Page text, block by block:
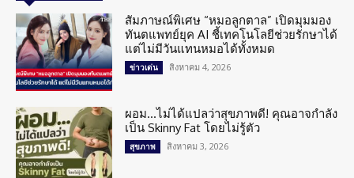
สัมภาษณ์พิเศษ “หมอลูกตาล” เปิดมุมมอง
ทันตแพทย์ยุค AI ชี้เทคโนโลยีช่วยรักษาได้
แต่ไม่มีวันแทนหมอได้ทั้งหมด
ข่าวเด่น สิงหาคม 4, 2026
ผอม…ไม่ได้แปลว่าสุขภาพดี! คุณอาจกำลัง
เป็น Skinny Fat โดยไม่รู้ตัว
สุขภาพ สิงหาคม 3, 2026